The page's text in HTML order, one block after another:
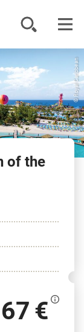
© Royal Caribbean
of the
€